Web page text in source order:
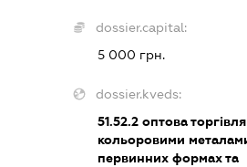
dossier.capital:
5 000 грн.
dossier.kveds:
51.52.2оптова
кольоровими
первинних формах та